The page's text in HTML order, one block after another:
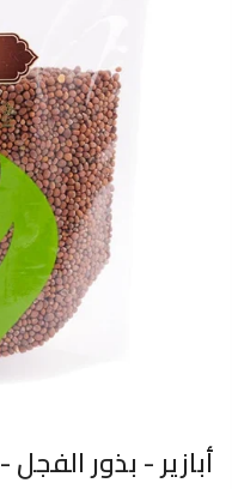
أبازير - بذور الفجل - 200 جرام.